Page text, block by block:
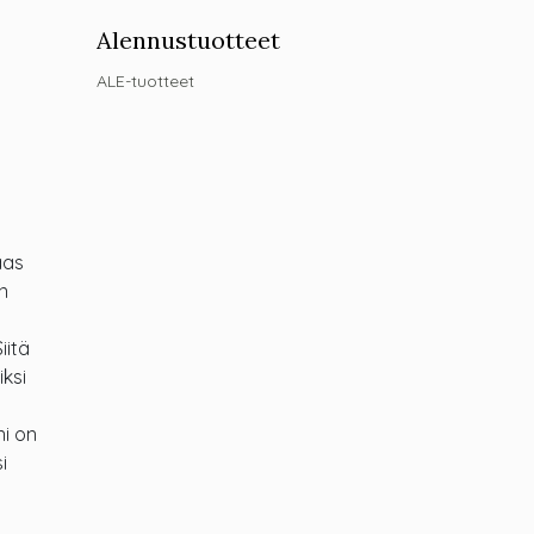
on
Alennustuotteet
ALE-tuotteet